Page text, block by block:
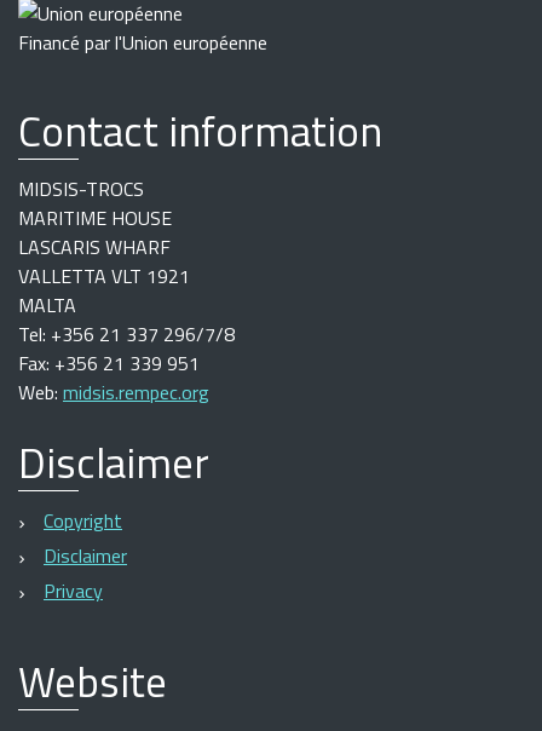
Financé par l'Union européenne
Contact information
MIDSIS-TROCS
MARITIME HOUSE
LASCARIS WHARF
VALLETTA VLT 1921
MALTA
Tel: +356 21 337 296/7/8
Fax: +356 21 339 951
Web: midsis.rempec.org
Disclaimer
Copyright
Disclaimer
Privacy
Website